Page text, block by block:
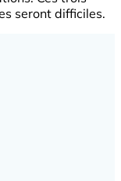
seront difficiles.